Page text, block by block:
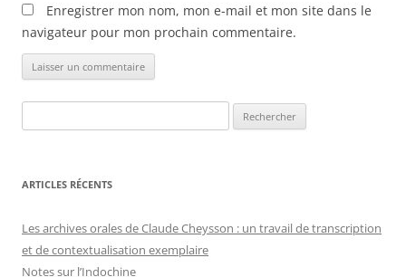
Enregistrer mon nom, mon e-mail et mon site dans le
navigateur pour mon prochain commentaire.
ARTICLES RÉCENTS
Les archives orales de Claude Cheysson : un travail de transcription
et de contextualisation exemplaire
Notes sur l’Indochine